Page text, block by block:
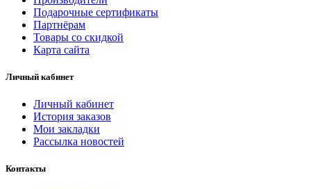
Подарочные сертификаты
Партнёрам
Товары со скидкой
Карта сайта
Личный кабинет
Личный кабинет
История заказов
Мои закладки
Рассылка новостей
Контакты